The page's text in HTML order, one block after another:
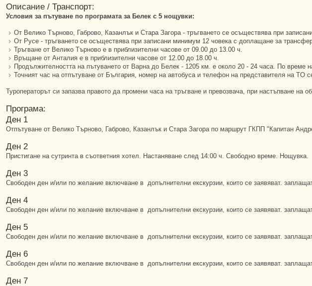
Описание / Транспорт:
Условия за пътуване по програмата за Белек с 5 нощувки:
От Велико Търново, Габрово, Казанлък и Стара Загора - тръгването се осъществява при
От Русе - тръгването се осъществява при записани минимум 12 човека с доплащане за
Тръгване от Велико Търново е в приблизителни часове от 09.00 до 13.00 ч.
Връщане от Анталия е в приблизителни часове от 12.00 до 18.00 ч.
Продължителността на пътуването от Варна до Белек - 1205 км. е около 20 - 24 часа. По време
Точният час на отпътуване от България, номер на автобуса и телефон на представителя на TО
Туроператорът си запазва правото да промени часа на тръгване и превозвача, при настъпване на
Програма:
Ден 1
Отпътуване от Велико Търново, Габрово, Казанлък и Стара Загора по маршрут ГКПП "Капитан
Ден 2
Пристигане на сутринта в съответния хотел. Настаняване след 14:00 ч. Свободно време. Нощувка.
Ден 3
Свободен ден и/или по желание включване в допълнителни екскурзии, които се заявяват.
Ден 4
Свободен ден и/или по желание включване в допълнителни екскурзии, които се заявяват.
Ден 5
Свободен ден и/или по желание включване в допълнителни екскурзии, които се заявяват.
Ден 6
Свободен ден и/или по желание включване в допълнителни екскурзии, които се заявяват.
Ден 7